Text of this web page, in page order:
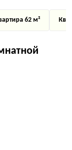
62 м²